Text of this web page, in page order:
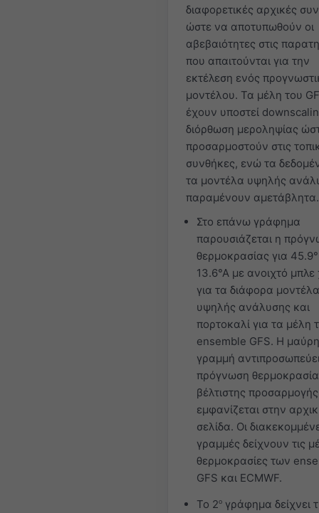
διαφορετικές αρχικές
ώστε να αποτυπωθούν οι
αβεβαιότητες στις
που απαιτούνται για την
εκτέλεση ενός
μοντέλου. Τα μέλη του
έχουν υποστεί
διόρθωση μεροληψίας
προσαρμοστούν στις
συνθήκες, ενώ τα
τα μοντέλα υψηλής
παραμένουν αμετάβλητα.
Στο επάνω γράφημα
παρουσιάζεται η
θερμοκρασίας για
13.6°Α με ανοιχτό
για τα διάφορα μοντέλα
υψηλής ανάλυσης και
πορτοκαλί για τα μέλη
ensemble GFS. Η μαύρη
γραμμή
πρόγνωση
βέλτιστης
εμφανίζεται στην
σελίδα. Οι
γραμμές δείχνουν τις
θερμοκρασίες των
GFS και ECMWF.
Το 2ο γράφημα δείχνει